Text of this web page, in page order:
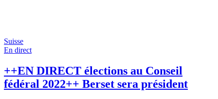
Suisse
En direct
++EN DIRECT élections au Conseil
fédéral 2022++ Berset sera président